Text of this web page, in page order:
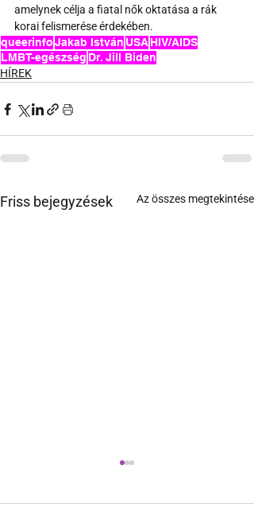
amelynek célja a fiatal nők oktatása a rák
korai felismerése érdekében.
queerinfoJakab István USAHIV/AIDS
LMBT-egészség Dr. Jill Biden
HÍREK
Friss bejegyzések Az összes megtekintése